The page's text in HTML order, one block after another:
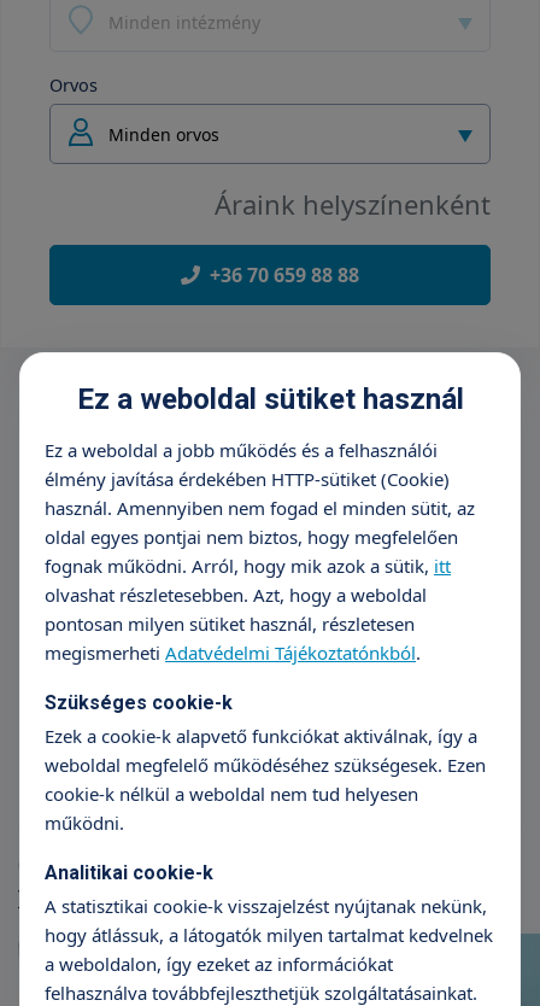
Minden intézmény
Orvos
Minden orvos
Áraink helyszínenként
+36 70 659 88 88
Dr. Bacsa Judit
Fül-orr-gégészet
Cikkek
További cikkek
Ez a weboldal sütiket használ
Ez a weboldal a jobb működés és a felhasználói
élmény javítása érdekében HTTP-sütiket (Cookie)
használ. Amennyiben nem fogad el minden sütit, az
oldal egyes pontjai nem biztos, hogy megfelelően
fognak működni. Arról, hogy mik azok a sütik, itt
olvashat részletesebben. Azt, hogy a weboldal
pontosan milyen sütiket használ, részletesen
megismerheti Adatvédelmi Tájékoztatónkból.
Szükséges cookie-k
Ezek a cookie-k alapvető funkciókat aktiválnak, így a
weboldal megfelelő működéséhez szükségesek. Ezen
cookie-k nélkül a weboldal nem tud helyesen
működni.
Analitikai cookie-k
A statisztikai cookie-k visszajelzést nyújtanak nekünk,
hogy átlássuk, a látogatók milyen tartalmat kedvelnek
a weboldalon, így ezeket az információkat
felhasználva továbbfejleszthetjük szolgáltatásainkat.